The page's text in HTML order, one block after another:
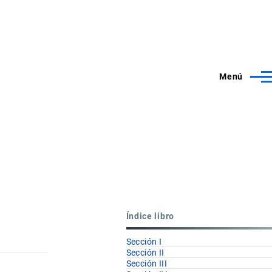
Menú
Índice libro
Sección I
Sección II
Sección III